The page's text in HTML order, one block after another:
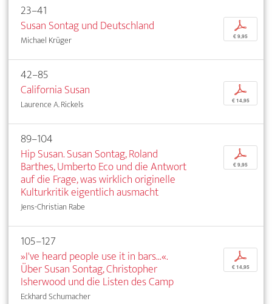
23–41
Susan Sontag und Deutschland
Michael Krüger
p
€ 9,95
42–85
California Susan
Laurence A. Rickels
p
€ 14,95
89–104
Hip Susan. Susan Sontag, Roland
Barthes, Umberto Eco und die Antwort
auf die Frage, was wirklich originelle
Kulturkritik eigentlich ausmacht
Jens-Christian Rabe
p
€ 9,95
105–127
»I've heard people use it in bars...«.
Über Susan Sontag, Christopher
Isherwood und die Listen des Camp
Eckhard Schumacher
p
€ 14,95